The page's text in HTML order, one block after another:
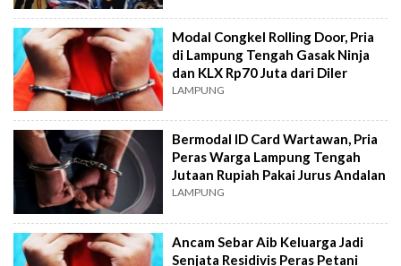
Modal Congkel Rolling Door, Pria
di Lampung Tengah Gasak Ninja
dan KLX Rp70 Juta dari Diler
LAMPUNG
Bermodal ID Card Wartawan, Pria
Peras Warga Lampung Tengah
Jutaan Rupiah Pakai Jurus Andalan
LAMPUNG
Ancam Sebar Aib Keluarga Jadi
Senjata Residivis Peras Petani